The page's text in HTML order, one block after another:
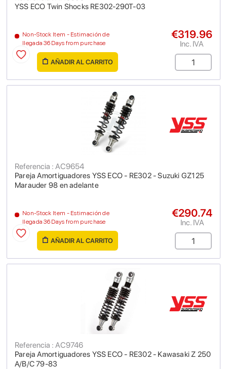
YSS ECO Twin Shocks RE302-290T-03
Non-Stock Item - Estimación de
llegada 36 Days from purchase
€319.96
Inc. IVA
AÑADIR AL CARRITO
Pareja Amortiguadores YSS ECO - RE302 - Suzuki GZ125
Marauder 98 en adelante
Referencia : AC9654
Non-Stock Item - Estimación de
llegada 36 Days from purchase
€290.74
Inc. IVA
AÑADIR AL CARRITO
Pareja Amortiguadores YSS ECO - RE302 - Kawasaki Z 250
A/B/C 79-83
Referencia : AC9746